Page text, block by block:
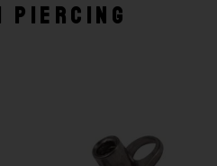
Piercing